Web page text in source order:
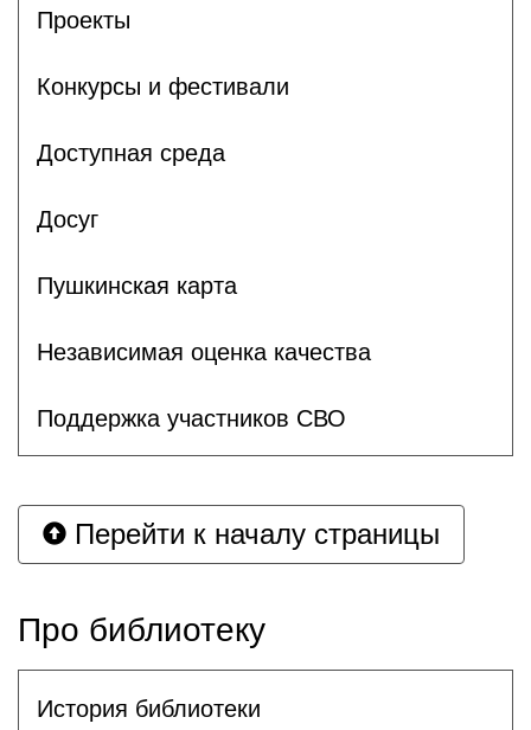
Проекты
Конкурсы и фестивали
Доступная среда
Досуг
Пушкинская карта
Независимая оценка качества
Поддержка участников СВО
Перейти к началу страницы
Про библиотеку
История библиотеки